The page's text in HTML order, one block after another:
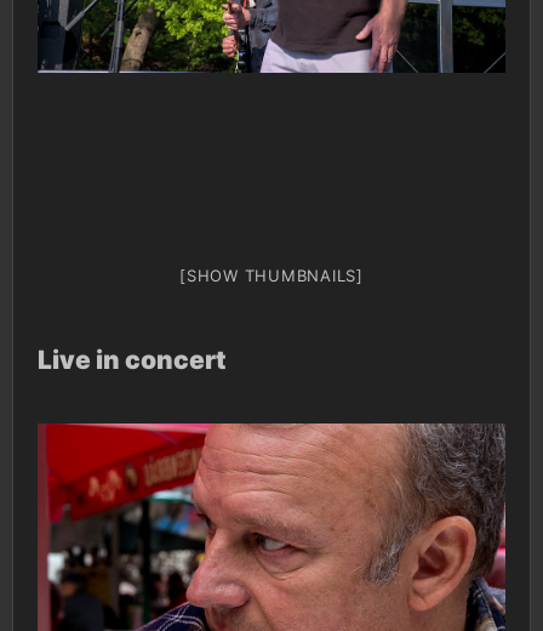
[SHOW THUMBNAILS]
Live in concert